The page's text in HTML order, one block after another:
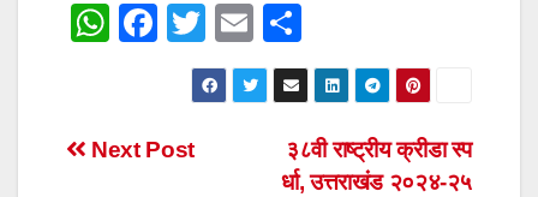
W
s
F
e
T
wi
tt
E
m
ail
h
ar
e
Post
३८वी राष्ट्रीय क्रीडा स्प
र्धा, उत्तराखंड २०२४-२५
Next Post